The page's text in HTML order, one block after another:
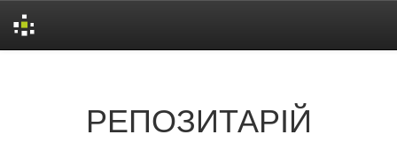
РЕПОЗИТАРІЙ